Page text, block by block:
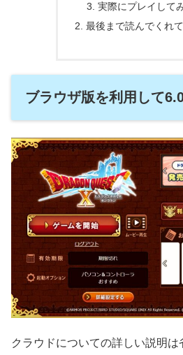
実際にプレイして
最後まで読んでくれて
ブラウザ版を利用して
クラウドについての詳しい説明は